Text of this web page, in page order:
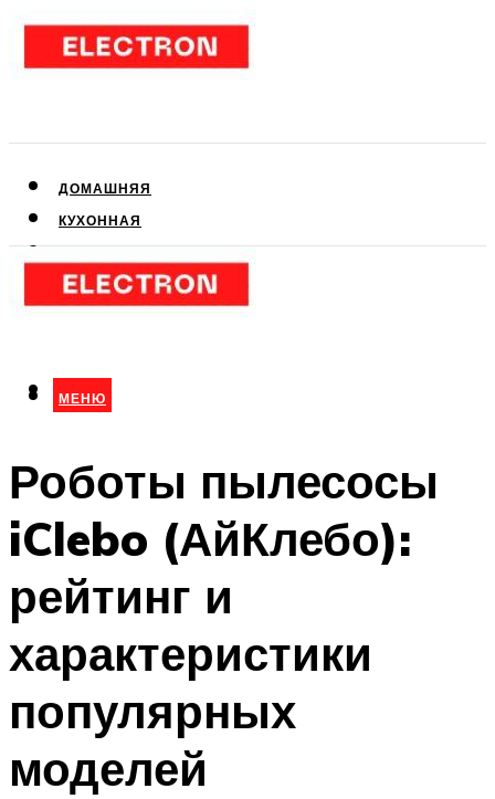
ДОМАШНЯЯ
КУХОННАЯ
КЛИМАТИЧЕСКАЯ
МЕНЮ
МЕНЮ
Роботы пылесосы
iClebo (АйКлебо):
рейтинг и
характеристики
популярных
моделей